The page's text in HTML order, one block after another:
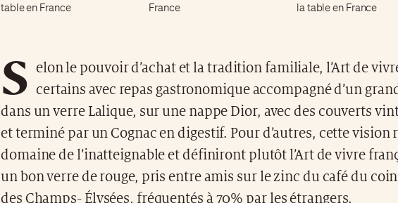
table en France
France
la table en France
S
elon le pouvoir d’achat et la tradition familiale, l’Art de
certains avec repas gastronomique accompagné d’un
dans un verre Lalique, sur une nappe Dior, avec des couverts
et terminé par un Cognac en digestif. Pour d’autres, cette vision
domaine de l’inatteignable et définiront plutôt l’Art de vivre
un bon verre de rouge, pris entre amis sur le zinc du café du
des Champs- Élysées, fréquentés à 70% par les étrangers.